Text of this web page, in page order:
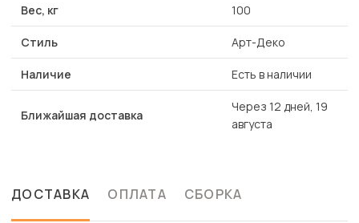
Вес, кг 100
Стиль Арт-Деко
Наличие Есть в наличии
Ближайшая доставка
Через 12 дней, 19
августа
ДОСТАВКА ОПЛАТА СБОРКА